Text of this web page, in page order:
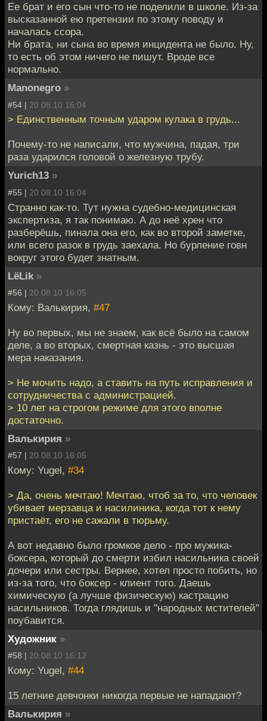
Ее брат и его сын что-то не поделили в школе. Из-за
высказанной ею претензии по этому поводу и
началась ссора.
Ни брата, ни сына во время инцидента не было. Ну,
то есть об этом ничего не пишут. Вроде все
нормально.
Manonegro »
#54 | 20.08.10 16:04
> Единственным точным ударом кулака в грудь...
Почему-то не написали, что мужчина, падая, три
раза ударился головой о железную трубу.
Yurich13 »
#55 | 20.08.10 16:04
Странно как-то. Тут нужна судебно-медицинская
экспертиза, я так понимаю. А до неё хрен что
разберёшь, пинала она его, как во второй заметке,
или всего разок в грудь заехала. Но бурление говн
вокруг этого будет знатным.
LёLik »
#56 | 20.08.10 16:05
Кому: Валькирия, #47
Ну во первых, мы не знаем, как всё было на самом
деле, а во вторых, смертная казнь - это высшая
мера наказания.
> Не мочить надо, а ставить на путь исправления и
сотрудничества с администрацией.
> 10 лет на строгом режиме для этого вполне
достаточно.
Валькирия »
#57 | 20.08.10 16:05
Кому: Yugel, #34
> Да, очень мечтаю! Мечтаю, чтоб за то, что человек
убивает мерзавца и насилиника, когда тот к нему
пристаёт, его не сажали в тюрьму.
А вот недавно было громкое дело - про мужика-
боксера, который до смерти избил насильника своей
дочери или сестры. Вернее, хотел просто побить, но
из-за того, что боксер - клиент того. Даешь
химическую (а лучше физическую) кастрацию
насильников. Тогда глядишь и "народных мстителей"
поубавится.
Художник »
#58 | 20.08.10 16:12
Кому: Yugel, #44
15 летние девчонки никогда первые не нападают?
Валькирия »